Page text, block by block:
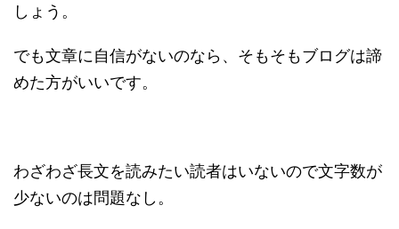
しょう。
でも文章に自信がないのなら、そもそもブログは諦
めた方がいいです。
わざわざ長文を読みたい読者はいないので文字数が
少ないのは問題なし。